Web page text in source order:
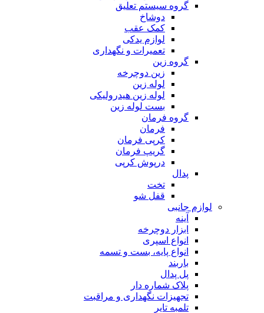
گروه سیستم تعلیق
دوشاخ
کمک عقب
لوازم یدکی
تعمیرات و نگهداری
گروه زین
زین دوچرخه
لوله زین
لوله زین هیدرولیکی
بست لوله زین
گروه فرمان
فرمان
کرپی فرمان
گریپ فرمان
درپوش کرپی
پدال
تخت
قفل شو
لوازم جانبی
آینه
ابزار دوچرخه
انواع اسپری
انواع پایه، بست و تسمه
باربند
پل پدال
پلاک شماره دار
تجهیزات نگهداری و مراقبت
تلمبه تایر